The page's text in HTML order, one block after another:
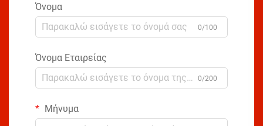
Όνομα
0/100
Όνομα Εταιρείας
0/200
Μήνυμα